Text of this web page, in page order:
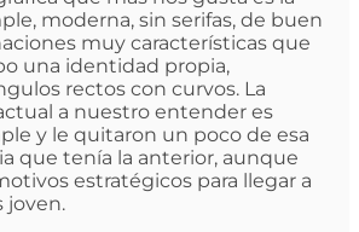
moderna, sin serifas, de buen
muy características que
una identidad propia,
rectos con curvos. La
a nuestro entender es
y le quitaron un poco de esa
que tenía la anterior, aunque
estratégicos para llegar a
joven.